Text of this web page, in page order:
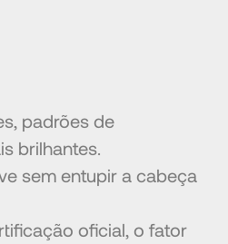
padrões de
brilhantes.
sem entupir a cabeça
oficial, o fator